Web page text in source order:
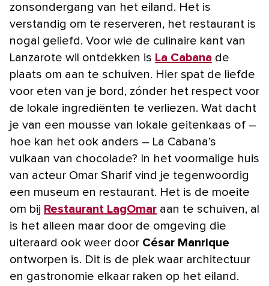
zonsondergang van het eiland. Het is
verstandig om te reserveren, het restaurant is
nogal geliefd. Voor wie de culinaire kant van
Lanzarote wil ontdekken is La Cabana de
plaats om aan te schuiven. Hier spat de liefde
voor eten van je bord, zónder het respect voor
de lokale ingrediënten te verliezen. Wat dacht
je van een mousse van lokale geitenkaas of –
hoe kan het ook anders – La Cabana’s
vulkaan van chocolade? In het voormalige huis
van acteur Omar Sharif vind je tegenwoordig
een museum en restaurant. Het is de moeite
om bij Restaurant LagOmar aan te schuiven, al
is het alleen maar door de omgeving die
uiteraard ook weer door César Manrique
ontworpen is. Dit is de plek waar architectuur
en gastronomie elkaar raken op het eiland.